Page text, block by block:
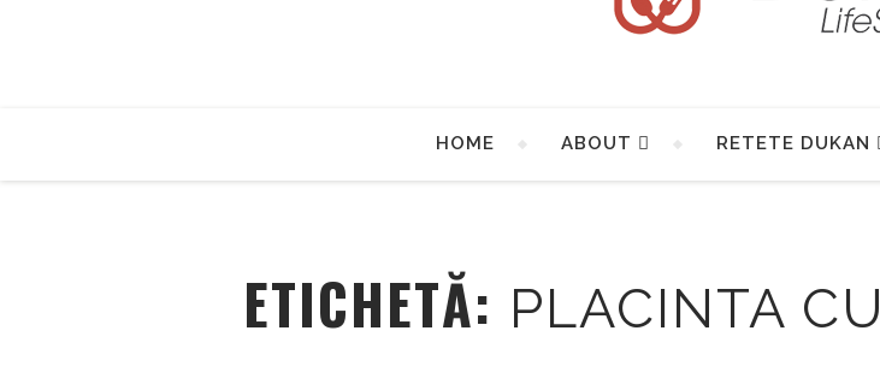
HOME ABOUT RETETE DUKAN
ETICHETĂ: PLACINTA CU